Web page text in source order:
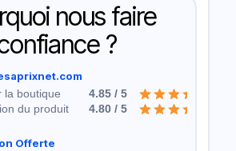
nous faire
?
la boutique
4.85 / 5
du produit
4.80 / 5
Offerte